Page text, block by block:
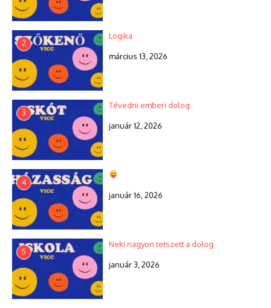
2
Logika
március 13, 2026
3
Tévedni emberi dolog
január 12, 2026
4
január 16, 2026
5
Neki nagyon tetszett a dolog
január 3, 2026